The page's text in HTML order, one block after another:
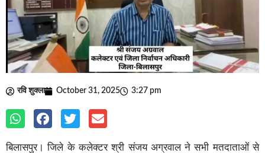
रवि शुक्ला October 31, 2025 3:27 pm
बिलासपुर। जिले के कलेक्टर श्री संजय अग्रवाल ने सभी मतदाताओं से